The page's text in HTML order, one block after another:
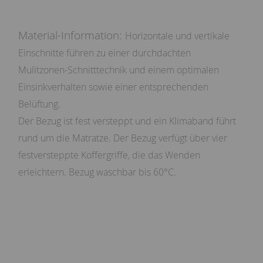
Material-Information: Horizontale und vertikale
Einschnitte führen zu einer durchdachten
Mulitzonen-Schnitttechnik und einem optimalen
Einsinkverhalten sowie einer entsprechenden
Belüftung.
Der Bezug ist fest versteppt und ein Klimaband führt
rund um die Matratze. Der Bezug verfügt über vier
festversteppte Koffergriffe, die das Wenden
erleichtern. Bezug waschbar bis 60°C.